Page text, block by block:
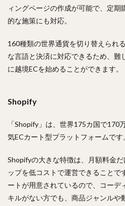
ィングページの作成が可能で、定
的な施策にも対応。
160種類の世界通貨を切り替えられ
な言語と決済に対応できるため、難
に越境ECを始めることができます。
Shopify
「Shopify」は、世界175カ国で170
気ECカート型プラットフォームです
Shopifyの大きな特徴は、月額料金
ップを低コストで運営できることで
ートが用意されているので、コーデ
キルがない方でも、商品ジャンルや